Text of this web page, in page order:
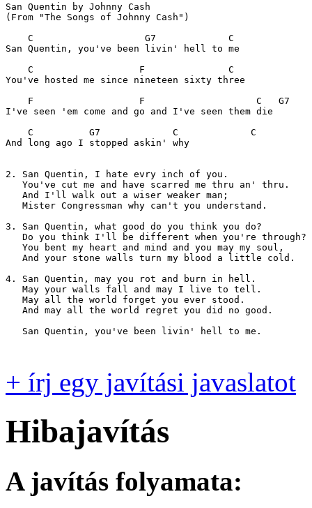
San Quentin by Johnny Cash
(From "The Songs of Johnny Cash")
C                    G7             C
San Quentin, you've been livin' hell to me
C                   F               C
You've hosted me since nineteen sixty three
F                   F                    C   G7
I've seen 'em come and go and I've seen them die
    C          G7             C             C
And long ago I stopped askin' why
2. San Quentin, I hate evry inch of you.
   You've cut me and have scarred me thru an' thru.
   And I'll walk out a wiser weaker man;
   Mister Congressman why can't you understand.
3. San Quentin, what good do you think you do?
   Do you think I'll be different when you're through?
   You bent my heart and mind and you may my soul,
   And your stone walls turn my blood a little cold.
4. San Quentin, may you rot and burn in hell.
   May your walls fall and may I live to tell.
   May all the world forget you ever stood.
   And may all the world regret you did no good.
   San Quentin, you've been livin' hell to me.
+ írj egy javítási javaslatot
Hibajavítás
A javítás folyamata: